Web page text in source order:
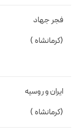
فجر جهاد
(کرمانشاه )
ایران و روسیه
(کرمانشاه )